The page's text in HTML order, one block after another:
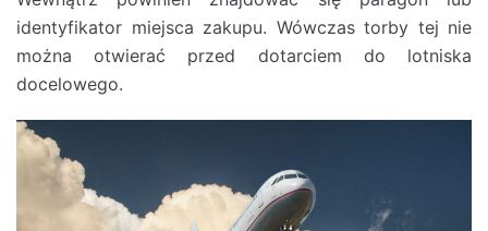
identyfikator miejsca zakupu. Wówczas torby tej nie
można otwierać przed dotarciem do lotniska
docelowego.